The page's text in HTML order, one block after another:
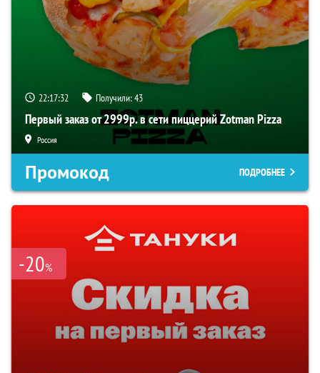
22:17:31 Получили:43
Первый заказ от 2999р. в сети пиццерий Zotman Pizza
Россия
Промокод ПОДРОБНЕЕ
-20%